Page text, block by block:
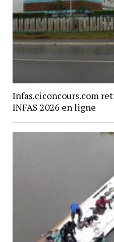
Infas.ciconcours.com
INFAS 2026 en ligne